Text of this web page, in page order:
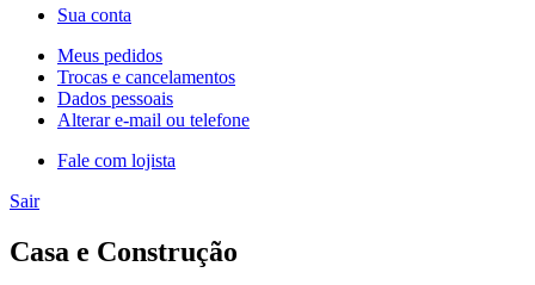
Sua conta
Meus pedidos
Trocas e cancelamentos
Dados pessoais
Alterar e-mail ou telefone
Fale com lojista
Sair
Casa e Construção